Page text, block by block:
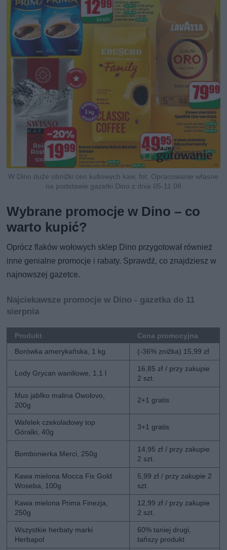
W Dino duże obniżki cen kultowych kaw, fot. Opracowanie własne
na podstawie gazetki Dino z dnia 05-11.08
Wybrane promocje w Dino – co
warto kupić?
Oprócz flaków wołowych sklep Dino przygotował również
inne genialne promocje i rabaty. Sprawdź, co znajdziesz w
najnowszej gazetce.
Najciekawsze promocje w Dino - gazetka do 11
sierpnia
Produkt
Cena promocyjna
Borówka amerykańska, 1 kg
(-36% zniżka) 15,99 zł
Lody Grycan waniliowe, 1,1 l
16,85 zł / przy zakupie
2 szt.
Mus jabłko malina Owolovo,
200g
2+1 gratis
Wafelek czekoladowy top
Góralki, 40g
3+1 gratis
Bombonierka Merci, 250g
14,95 zł / przy zakupie
2 szt.
Kawa mielona Mocca Fix Gold
Woseba, 100g
5,99 zł / przy zakupie 2
szt.
Kawa mielona Prima Finezja,
250g
12,99 zł / przy zakupie
2 szt.
Wszystkie herbaty marki
Herbapol
60% taniej drugi,
tańszy produkt